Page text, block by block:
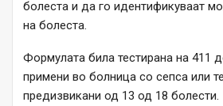
болеста и да го идентификуваат
на болеста.
Формулата била тестирана на 411
примени во болница со сепса или
предизвикани од 13 од 18 болести.